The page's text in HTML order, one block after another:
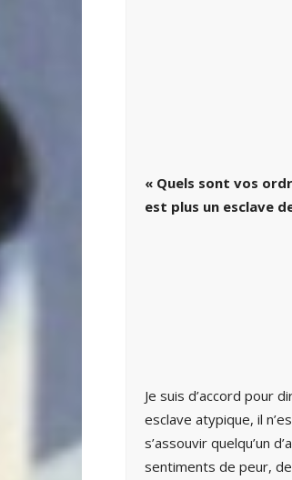
« Quels sont vos
est plus un esclave
Je suis d’accord pour
esclave atypique, il
s’assouvir quelqu’un
sentiments de peur,